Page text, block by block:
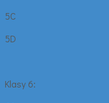
5C
5D
Klasy 6: